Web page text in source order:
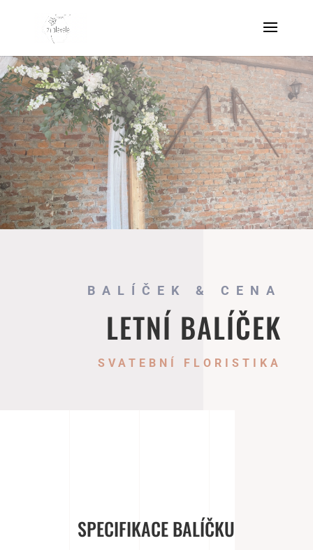
BALÍČEK & CENA
LETNÍ BALÍČEK
SVATEBNÍ FLORISTIKA
SPECIFIKACE BALÍČKU